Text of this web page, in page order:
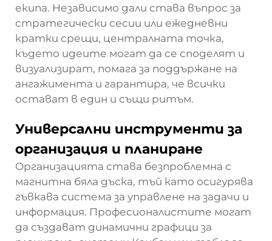
екипа. Независимо дали става въпрос за
стратегически сесии или ежедневни
кратки срещи, централната точка,
където идеите могат да се споделят и
визуализират, помага за поддържане на
ангажимента и гарантира, че всички
остават в един и същи ритъм.
Универсални инструменти за
организация и планиране
Организацията става безпроблемна с
магнитна бяла дъска, тъй като осигурява
гъвкава система за управлене на задачи и
информация. Професионалистите могат
да създават динамични графици за